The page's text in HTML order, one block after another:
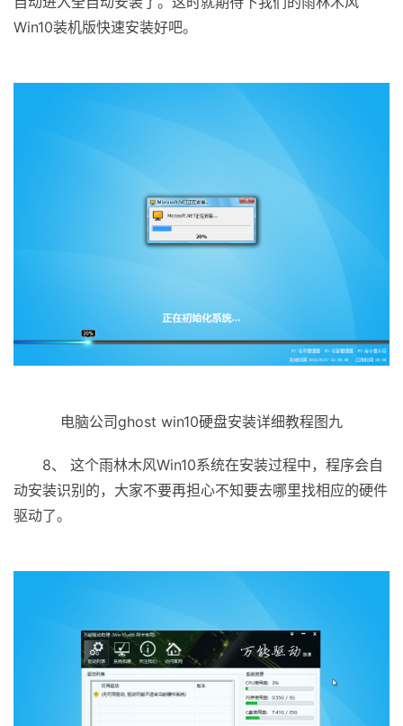
Win10装机版快速安装好吧。
电脑公司ghost win10硬盘安装详细教程图九
8、 这个雨林木风Win10系统在安装过程中，程序会自
动安装识别的，大家不要再担心不知要去哪里找相应的硬件
驱动了。